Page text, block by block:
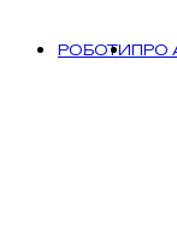
РОБОТИПРО